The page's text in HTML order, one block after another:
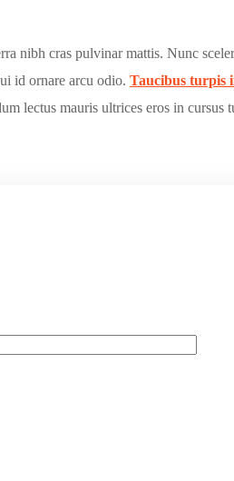
nibh cras pulvinar mattis. Nunc
id ornare arcu odio. Taucibus turpis
lectus mauris ultrices eros in cursus